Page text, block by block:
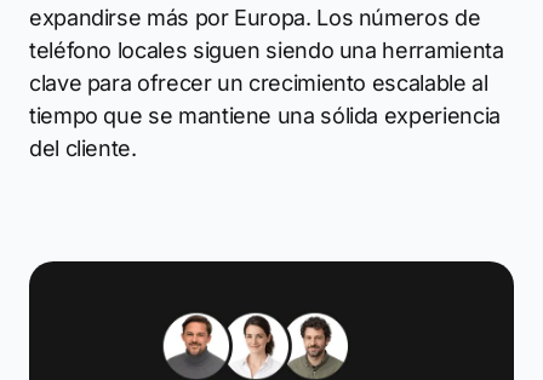
expandirse más por Europa. Los números de
teléfono locales siguen siendo una herramienta
clave para ofrecer un crecimiento escalable al
tiempo que se mantiene una sólida experiencia
del cliente.